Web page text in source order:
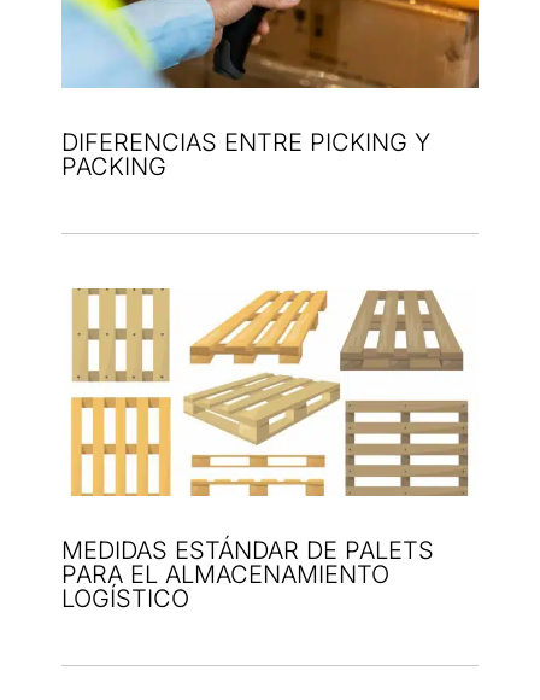
DIFERENCIAS ENTRE PICKING Y
PACKING
MEDIDAS ESTÁNDAR DE PALETS
PARA EL ALMACENAMIENTO
LOGÍSTICO